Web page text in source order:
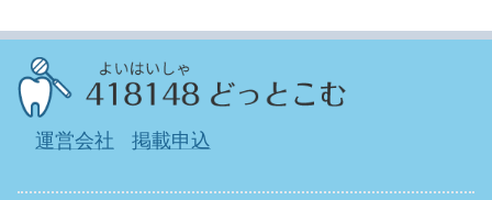
運営会社 掲載申込